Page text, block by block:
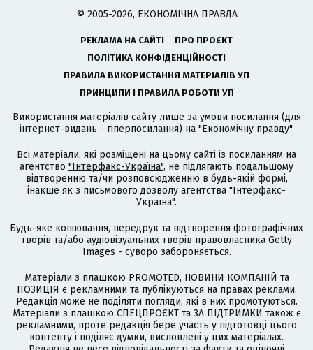
© 2005-2026, ЕКОНОМІЧНА ПРАВДА
РЕКЛАМА НА САЙТІ
ПРО ПРОЄКТ
ПОЛІТИКА КОНФІДЕНЦІЙНОСТІ
ПРАВИЛА ВИКОРИСТАННЯ МАТЕРІАЛІВ УП
ПРИНЦИПИ І ПРАВИЛА РОБОТИ УП
Використання матеріалів сайту лише за умови посилання (для
інтернет-видань - гіперпосилання) на "Економічну правду".
Всі матеріали, які розміщені на цьому сайті із посиланням на
агентство "Інтерфакс-Україна", не підлягають подальшому
відтворенню та/чи розповсюдженню в будь-якій формі,
інакше як з письмового дозволу агентства "Інтерфакс-
Україна".
Будь-яке копіювання, передрук та відтворення фотографічних
творів та/або аудіовізуальних творів правовласника Getty
Images - суворо забороняється.
Матеріали з плашкою PROMOTED, НОВИНИ КОМПАНІЙ та
ПОЗИЦІЯ є рекламними та публікуються на правах реклами.
Редакція може не поділяти погляди, які в них промотуються.
Матеріали з плашкою СПЕЦПРОЄКТ та ЗА ПІДТРИМКИ також є
рекламними, проте редакція бере участь у підготовці цього
контенту і поділяє думки, висловлені у цих матеріалах.